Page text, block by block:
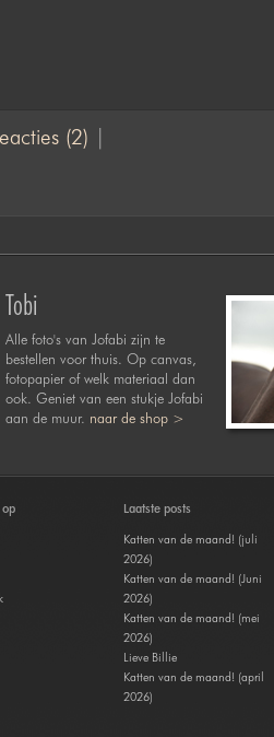
(2)
Tobi
Alle foto's van Jofabi zijn te
bestellen voor thuis. Op canvas,
fotopapier of welk materiaal dan
ook. Geniet van een stukje Jofabi
aan de muur. naar de shop >
Laatste posts
Katten van de maand! (juli
2026)
Katten van de maand! (Juni
2026)
Katten van de maand! (mei
2026)
Lieve Billie
Katten van de maand! (april
2026)